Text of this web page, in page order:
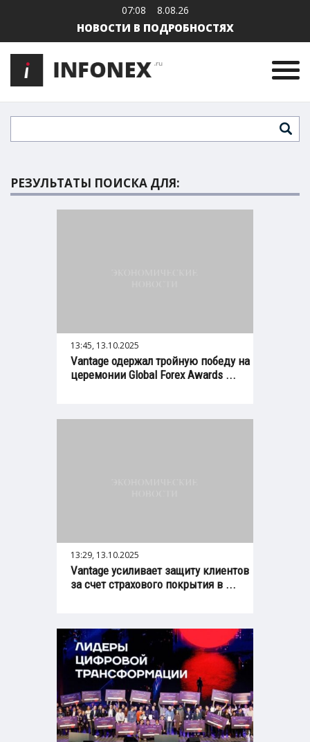
07:08 8.08.26
НОВОСТИ В ПОДРОБНОСТЯХ
РЕЗУЛЬТАТЫ ПОИСКА ДЛЯ:
13:45, 13.10.2025
Vantage одержал тройную победу на
церемонии Global Forex Awards ...
13:29, 13.10.2025
Vantage усиливает защиту клиентов
за счет страхового покрытия в ...